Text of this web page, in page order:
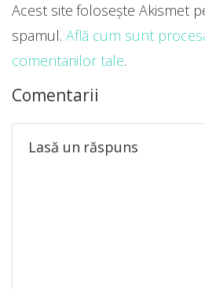
Comentarii
Lasă un răspuns
Acest site folosește Akismet
spamul. Află cum sunt
comentariilor tale.